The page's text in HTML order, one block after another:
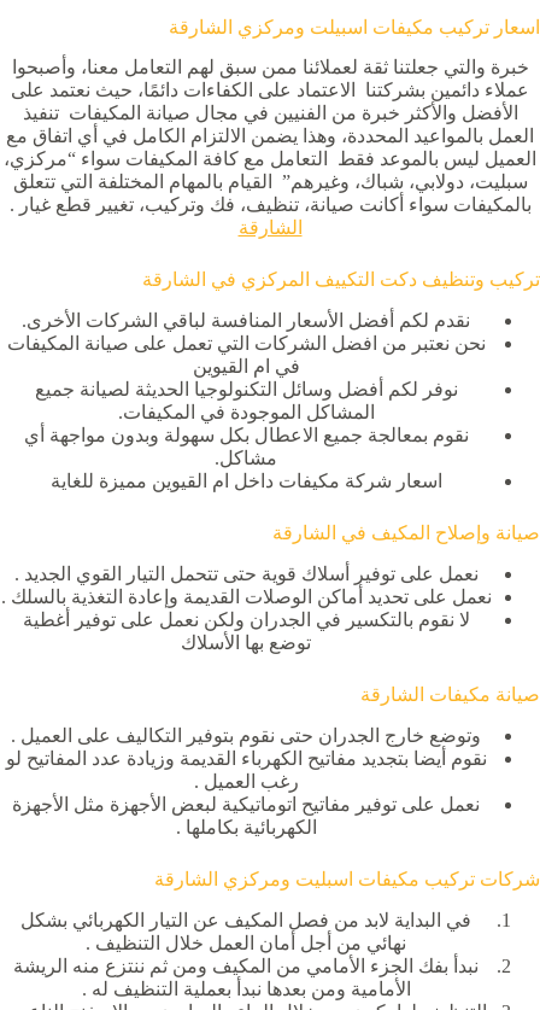
اسعار تركيب مكيفات اسبيلت ومركزي الشارقة
خبرة والتي جعلتنا ثقة لعملائنا ممن سبق لهم التعامل معنا، وأصبحوا
عملاء دائمين بشركتنا الاعتماد على الكفاءات دائمًا، حيث نعتمد على
الأفضل والأكثر خبرة من الفنيين في مجال صيانة المكيفات تنفيذ
العمل بالمواعيد المحددة، وهذا يضمن الالتزام الكامل في أي اتفاق مع
العميل ليس بالموعد فقط التعامل مع كافة المكيفات سواء “مركزي،
سبليت، دولابي، شباك، وغيرهم” القيام بالمهام المختلفة التي تتعلق
بالمكيفات سواء أكانت صيانة، تنظيف، فك وتركيب، تغيير قطع غيار .
الشارقة
تركيب وتنظيف دكت التكييف المركزي في الشارقة
نقدم لكم أفضل الأسعار المنافسة لباقي الشركات الأخرى.
نحن نعتبر من افضل الشركات التي تعمل على صيانة المكيفات
في ام القيوين
نوفر لكم أفضل وسائل التكنولوجيا الحديثة لصيانة جميع
المشاكل الموجودة في المكيفات.
نقوم بمعالجة جميع الاعطال بكل سهولة وبدون مواجهة أي
مشاكل.
اسعار شركة مكيفات داخل ام القيوين مميزة للغاية
صيانة وإصلاح المكيف في الشارقة
نعمل على توفير أسلاك قوية حتى تتحمل التيار القوي الجديد .
نعمل على تحديد أماكن الوصلات القديمة وإعادة التغذية بالسلك .
لا نقوم بالتكسير في الجدران ولكن نعمل على توفير أغطية
توضع بها الأسلاك
صيانة مكيفات الشارقة
وتوضع خارج الجدران حتى نقوم بتوفير التكاليف على العميل .
نقوم أيضا بتجديد مفاتيح الكهرباء القديمة وزيادة عدد المفاتيح لو
رغب العميل .
نعمل على توفير مفاتيح اتوماتيكية لبعض الأجهزة مثل الأجهزة
الكهربائية بكاملها .
شركات تركيب مكيفات اسبليت ومركزي الشارقة
في البداية لابد من فصل المكيف عن التيار الكهربائي بشكل
نهائي من أجل أمان العمل خلال التنظيف .
نبدأ بفك الجزء الأمامي من المكيف ومن ثم ننتزع منه الريشة
الأمامية ومن بعدها نبدأ بعملية التنظيف له .